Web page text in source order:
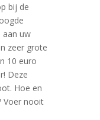
bij de
aan uw
zeer grote
10 euro
Deze
Hoe en
Voer nooit